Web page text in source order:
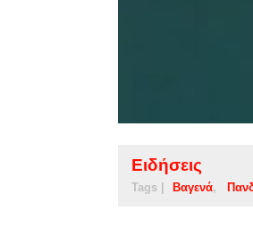
Ειδήσεις
Tags | Βαγενά